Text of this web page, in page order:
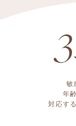
敏
年
対応す